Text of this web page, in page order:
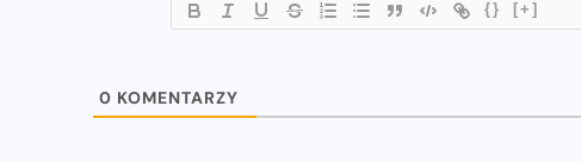
{} [+]
0 KOMENTARZY